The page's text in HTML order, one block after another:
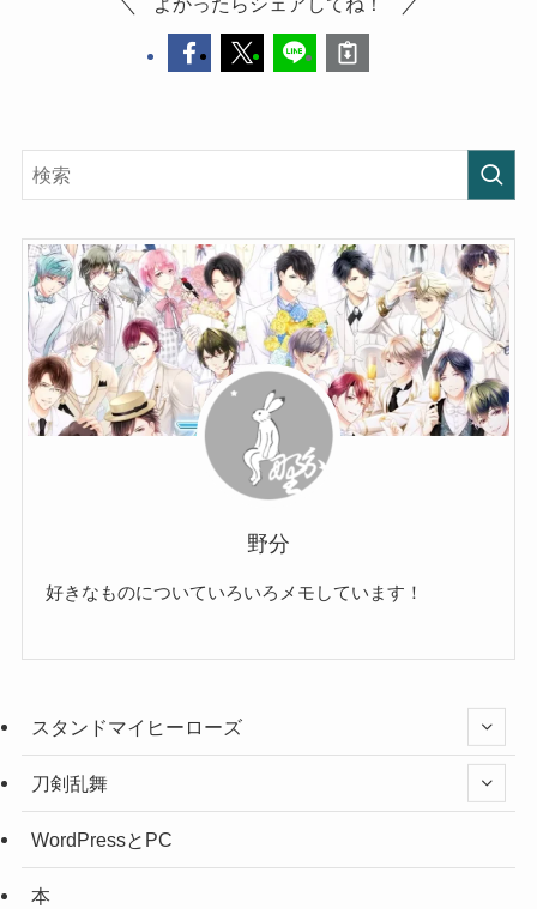
野分
好きなものについていろいろメモしています！
スタンドマイヒーローズ
刀剣乱舞
WordPressとPC
本